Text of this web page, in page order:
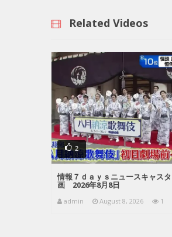
Related Videos
2
情報７ｄａｙｓニュースキャス
画 2026年8月8日
admin August 8, 2026 1